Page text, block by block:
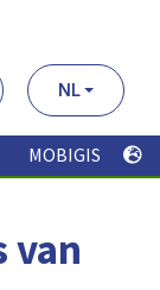
NL
MOBIGIS
van